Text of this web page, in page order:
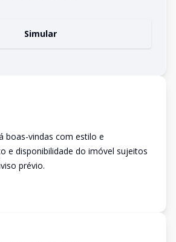
Simular
boas-vindas com estilo e
e disponibilidade do imóvel sujeitos
prévio.